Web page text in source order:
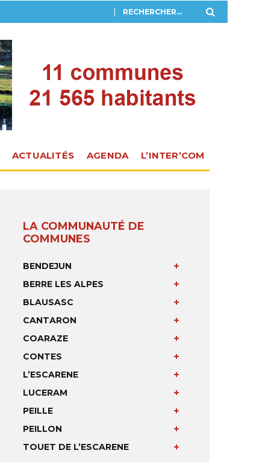
ACTUALITÉS AGENDA L’INTER’COM
LA COMMUNAUTÉ DE
COMMUNES
BENDEJUN
BERRE LES ALPES
BLAUSASC
CANTARON
COARAZE
CONTES
L’ESCARENE
LUCERAM
PEILLE
PEILLON
TOUET DE L’ESCARENE